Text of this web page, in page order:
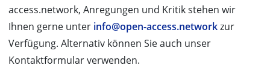
access.network, Anregungen und Kritik stehen wir
Ihnen gerne unter info@open-access.networkzur
Verfügung. Alternativ können Sie auch unser
Kontaktformular verwenden.